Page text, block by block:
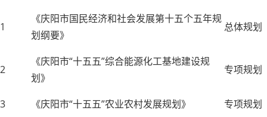
1
《庆阳市国民经济和社会发展第十五个五年规
划纲要》
总体规划
2
《庆阳市“十五五”综合能源化工基地建设规
划》
专项规划
3 《庆阳市“十五五”农业农村发展规划》
专项规划